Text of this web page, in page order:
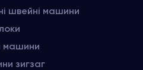
швейні машини
машини
зигзаг